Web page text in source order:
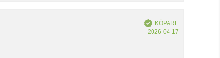
Bekräftad
KÖPARE
2026-04-17